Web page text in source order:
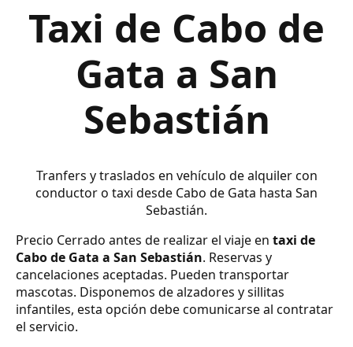
Taxi de Cabo de
Gata a San
Sebastián
Tranfers y traslados en vehículo de alquiler con
conductor o taxi desde Cabo de Gata hasta San
Sebastián.
Precio Cerrado antes de realizar el viaje en taxi de
Cabo de Gata a San Sebastián. Reservas y
cancelaciones aceptadas. Pueden transportar
mascotas. Disponemos de alzadores y sillitas
infantiles, esta opción debe comunicarse al contratar
el servicio.